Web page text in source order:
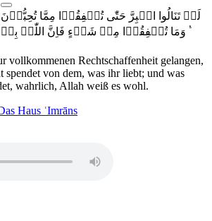
لَنۡ تَنَالُوا الۡبِرَّ حَتّٰی تُنۡفِقُوۡا مِمَّا تُحِبُّوۡنَ
۬ؕ وَمَا تُنۡفِقُوۡا مِنۡ شَیۡءٍ فَاِنَّ اللّٰہَ بِہٖ
vollkommenen Rechtschaffenheit gelangen,
spendet von dem, was ihr liebt; und was
wahrlich, Allah weiß es wohl.
Haus ʿImrāns